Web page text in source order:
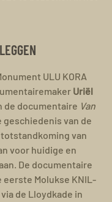
ULU KORA
Uriël
de documentaire Van
geschiedenis van de
van
voor huidige en
De documentaire
eerste Molukse KNIL-
de Lloydkade in